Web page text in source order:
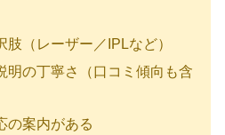
（レーザー／IPLなど）
明の丁寧さ（口コミ傾向も含
の案内がある